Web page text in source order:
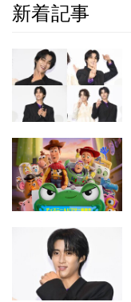
新着記事